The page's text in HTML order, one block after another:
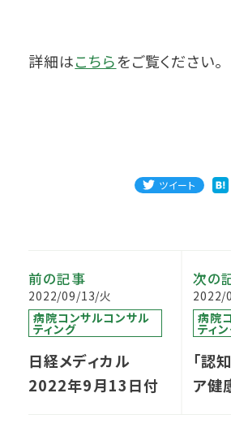
詳細はこちらをご覧ください。
ツイート
前の記事
2022/09/13/火
病院コンサルコンサル
ティング
日経メディカル
2022年9月13日付
次の
2022/
病院
ティ
「認
ア健